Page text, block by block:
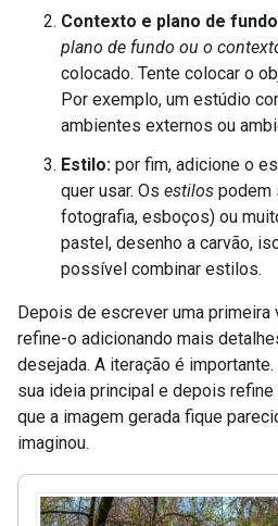
Contexto e plano de
plano de fundo ou o
colocado. Tente colocar o
Por exemplo, um estúdio
ambientes externos ou
Estilo: por fim, adicione o
quer usar. Os estilos podem
fotografia, esboços) ou
pastel, desenho a carvão,
possível combinar estilos.
Depois de escrever uma primeira
refine-o adicionando mais
desejada. A iteração é
sua ideia principal e depois
que a imagem gerada fique
imaginou.